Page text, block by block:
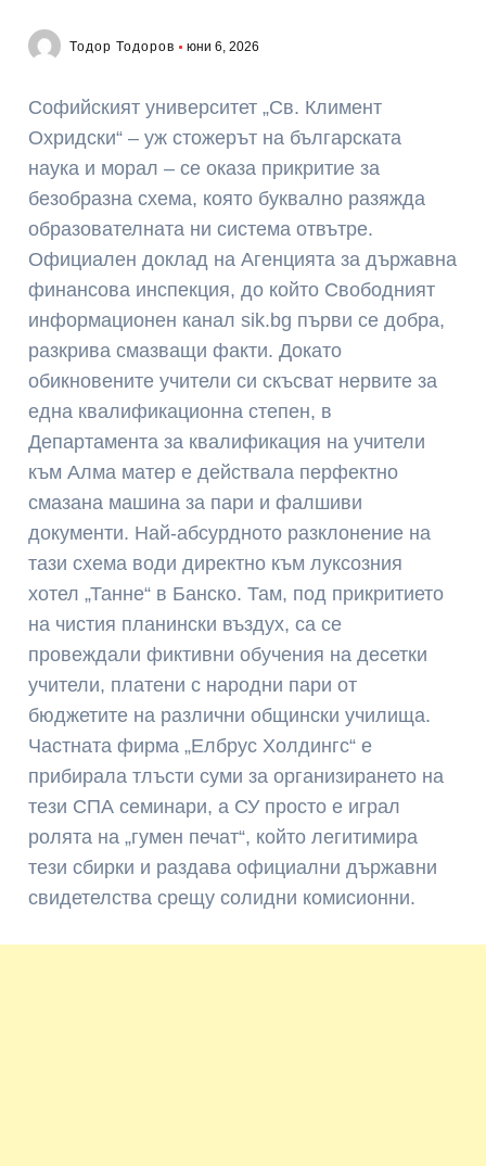
Тодор Тодоров юни 6, 2026
Софийският университет „Св. Климент
Охридски“ – уж стожерът на българската
наука и морал – се оказа прикритие за
безобразна схема, която буквално разяжда
образователната ни система отвътре.
Официален доклад на Агенцията за държавна
финансова инспекция, до който Свободният
информационен канал sik.bg първи се добра,
разкрива смазващи факти. Докато
обикновените учители си скъсват нервите за
една квалификационна степен, в
Департамента за квалификация на учители
към Алма матер е действала перфектно
смазана машина за пари и фалшиви
документи. Най-абсурдното разклонение на
тази схема води директно към луксозния
хотел „Танне“ в Банско. Там, под прикритието
на чистия планински въздух, са се
провеждали фиктивни обучения на десетки
учители, платени с народни пари от
бюджетите на различни общински училища.
Частната фирма „Елбрус Холдингс“ е
прибирала тлъсти суми за организирането на
тези СПА семинари, а СУ просто е играл
ролята на „гумен печат“, който легитимира
тези сбирки и раздава официални държавни
свидетелства срещу солидни комисионни.